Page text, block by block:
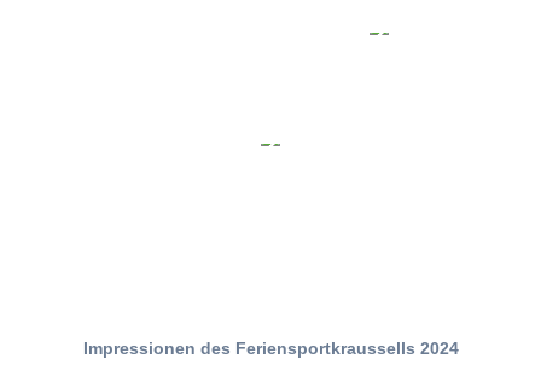
Impressionen des Feriensportkraussells 2024